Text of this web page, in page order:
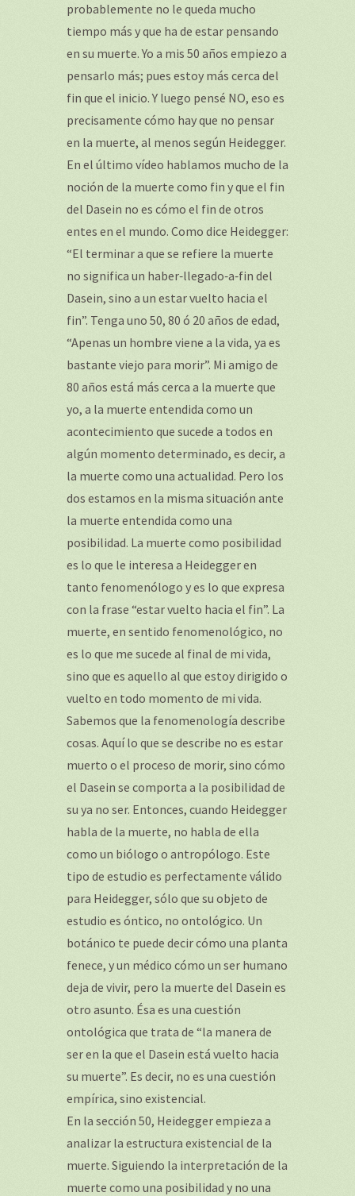
probablemente no le queda mucho
tiempo más y que ha de estar pensando
en su muerte. Yo a mis 50 años empiezo a
pensarlo más; pues estoy más cerca del
fin que el inicio. Y luego pensé NO, eso es
precisamente cómo hay que no pensar
en la muerte, al menos según Heidegger.
En el último vídeo hablamos mucho de la
noción de la muerte como fin y que el fin
del Dasein no es cómo el fin de otros
entes en el mundo. Como dice Heidegger:
“El terminar a que se refiere la muerte
no significa un haber‐llegado‐a‐fin del
Dasein, sino a un estar vuelto hacia el
fin”. Tenga uno 50, 80 ó 20 años de edad,
“Apenas un hombre viene a la vida, ya es
bastante viejo para morir”. Mi amigo de
80 años está más cerca a la muerte que
yo, a la muerte entendida como un
acontecimiento que sucede a todos en
algún momento determinado, es decir, a
la muerte como una actualidad. Pero los
dos estamos en la misma situación ante
la muerte entendida como una
posibilidad. La muerte como posibilidad
es lo que le interesa a Heidegger en
tanto fenomenólogo y es lo que expresa
con la frase “estar vuelto hacia el fin”. La
muerte, en sentido fenomenológico, no
es lo que me sucede al final de mi vida,
sino que es aquello al que estoy dirigido o
vuelto en todo momento de mi vida.
Sabemos que la fenomenología describe
cosas. Aquí lo que se describe no es estar
muerto o el proceso de morir, sino cómo
el Dasein se comporta a la posibilidad de
su ya no ser. Entonces, cuando Heidegger
habla de la muerte, no habla de ella
como un biólogo o antropólogo. Este
tipo de estudio es perfectamente válido
para Heidegger, sólo que su objeto de
estudio es óntico, no ontológico. Un
botánico te puede decir cómo una planta
fenece, y un médico cómo un ser humano
deja de vivir, pero la muerte del Dasein es
otro asunto. Ésa es una cuestión
ontológica que trata de “la manera de
ser en la que el Dasein está vuelto hacia
su muerte”. Es decir, no es una cuestión
empírica, sino existencial.
En la sección 50, Heidegger empieza a
analizar la estructura existencial de la
muerte. Siguiendo la interpretación de la
muerte como una posibilidad y no una